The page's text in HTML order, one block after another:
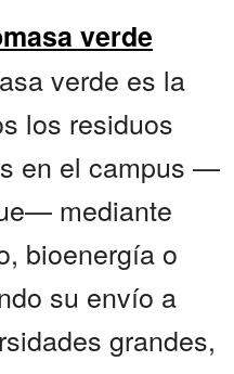
verde
verde es la
los residuos
en el campus —
mediante
bioenergía o
su envío a
grandes,